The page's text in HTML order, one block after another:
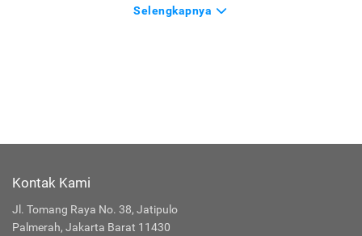
Selengkapnya
Kontak Kami
Jl. Tomang Raya No. 38, Jatipulo
Palmerah, Jakarta Barat 11430